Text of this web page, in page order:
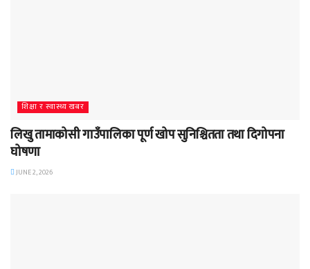
शिक्षा र स्वास्थ्य खबर
लिखु तामाकोसी गाउँपालिका पूर्ण खोप सुनिश्चितता तथा दिगोपना
घोषणा
JUNE 2, 2026